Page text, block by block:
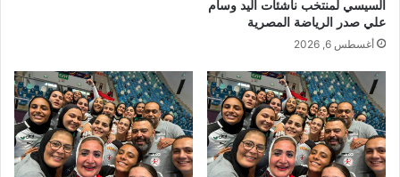
السيسي لمنتخب ناشئات اليد وسام
علي صدر الرياضة المصرية
أغسطس 6, 2026